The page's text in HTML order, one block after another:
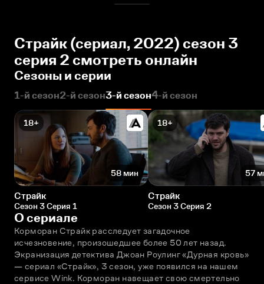
Страйк (сериал, 2022) сезон 3
серия 2 смотреть онлайн
Сезоны и серии
1-й сезон2-й сезон3-й сезон4-й сезон
18+
58 мин
Страйк
Сезон 3 Серия 1
18+
57
Страйк
Сезон 3 Серия 2
О сериале
Корморан Страйк расследует загадочное
исчезновение, произошедшее более 50 лет назад.
Экранизация детектива Джоан Роулинг «Дурная кровь»
— сериал «Страйк», 3 сезон, уже появился на нашем
сервисе Wink. Корморан навещает свою смертельно